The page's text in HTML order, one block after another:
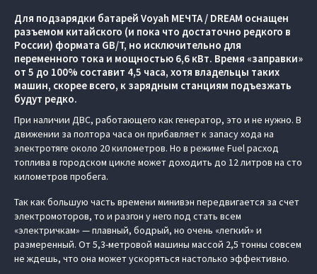
Для подзарядки батарей Voyah МЕЧТА / DREAM оснащен
разъемом китайского (и пока что достаточно редкого в
России) формата GB/T, но исключительно для
переменного тока и мощностью 6,6 кВт. Время «заправки»
от 5 до 100% составит 4,5 часа, хотя владельцы таких
машин, скорее всего, к зарядным станциям подъезжать
будут редко.
При наличии ДВС, работающего как генератор, это и не нужно. В
движении за полтора часа он прибавляет к запасу хода на
электротяге около 20 километров. Но в режиме Fuel расход
топлива в городском цикле может доходить до 12 литров на сто
километров пробега.
Так как большую часть времени минивэн передвигается за счет
электромоторов, то и разгон у него под стать всем
«электричкам» — плавный, бодрый, но очень «легкий» и
размеренный. От 5,3-метровой машины массой 2,5 тонны совсем
не ждешь, что она может ускоряться настолько эффективно.